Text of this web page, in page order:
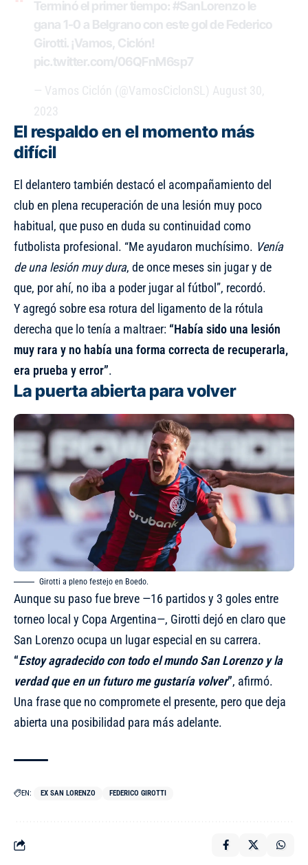
Terminó el primer tiempo: #SanLorenzole
gana 1-0 a Belgrano con este gol de Federico
Girotti. ¡Vamos, Ciclón!
pic.twitter.com/06QFnM6sp7
— Vamos Ciclón (@VamosCiclonSL) August 30,
2023
El respaldo en el momento más
difícil
El delantero también destacó el acompañamiento del
club en plena recuperación de una lesión muy poco
habitual, que puso en duda su continuidad como
futbolista profesional. “Me ayudaron muchísimo. Venía
de una lesión muy dura, de once meses sin jugar y de
que, por ahí, no iba a poder jugar al fútbol”, recordó.
Y agregó sobre esa rotura del ligamento de la rótula
derecha que lo tenía a maltraer: “Había sido una lesión
muy rara y no había una forma correcta de recuperarla,
era prueba y error”.
La puerta abierta para volver
Girotti a pleno festejo en Boedo.
Aunque su paso fue breve —16 partidos y 3 goles entre
torneo local y Copa Argentina—, Girotti dejó en claro que
San Lorenzo ocupa un lugar especial en su carrera.
“Estoy agradecido con todo el mundo San Lorenzo y la
verdad que en un futuro me gustaría volver”, afirmó.
Una frase que no compromete el presente, pero que deja
abierta una posibilidad para más adelante.
EN: EX SAN LORENZO FEDERICO GIROTTI